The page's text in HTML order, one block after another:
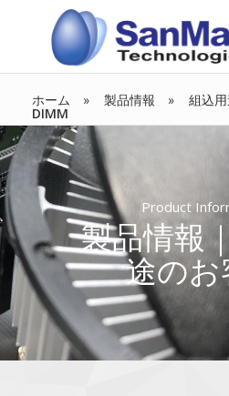
ホーム 製品情報 組込
DIMM
Product
製品情報
途のお